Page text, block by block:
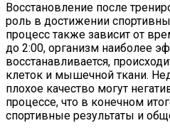
Восстановление после
роль в достижении
процесс также зависит от
до 2:00, организм наиболее
восстанавливается,
клеток и мышечной ткани.
плохое качество могут
процессе, что в конечном
спортивные результаты и